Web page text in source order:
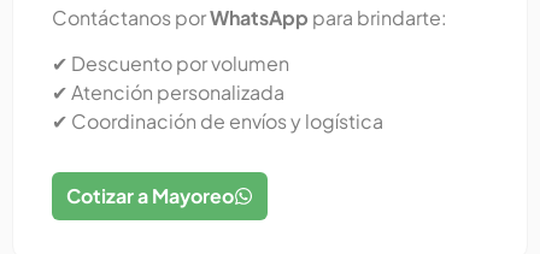
Contáctanos porWhatsApp para brindarte:
✔ Descuento por volumen
✔ Atención personalizada
✔ Coordinación de envíos y logística
Cotizar a Mayoreo